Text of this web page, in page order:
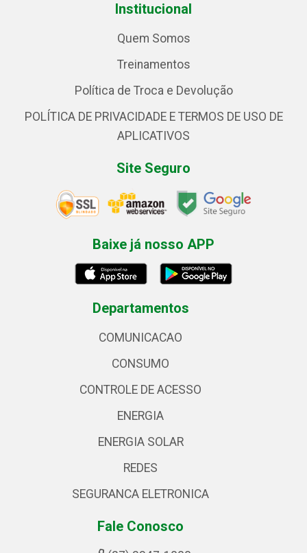
Institucional
Quem Somos
Treinamentos
Política de Troca e Devolução
POLÍTICA DE PRIVACIDADE E TERMOS DE USO DE
APLICATIVOS
Site Seguro
Baixe já nosso APP
Departamentos
COMUNICACAO
CONSUMO
CONTROLE DE ACESSO
ENERGIA
ENERGIA SOLAR
REDES
SEGURANCA ELETRONICA
Fale Conosco